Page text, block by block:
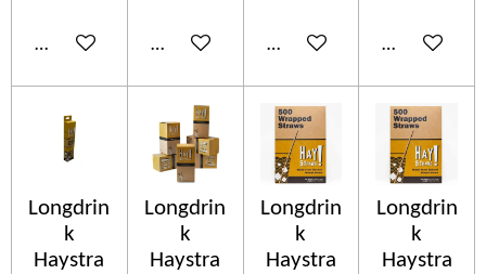
Add to cart Add to cart Add to cart Add to cart
Longdrin
k
Haystra
Longdrin
k
Haystra
Longdrin
k
Haystra
Longdrin
k
Haystra